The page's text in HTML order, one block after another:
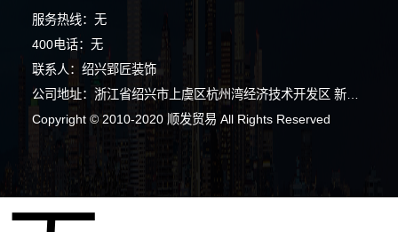
服务热线：无
400电话：无
联系人：绍兴郢匠装饰
公司地址：浙江省绍兴市上虞区杭州湾经济技术开发区 新兴三路8号
Copyright © 2010-2020 顺发贸易 All Rights Reserved
6分钟前 周小姐 正在咨询